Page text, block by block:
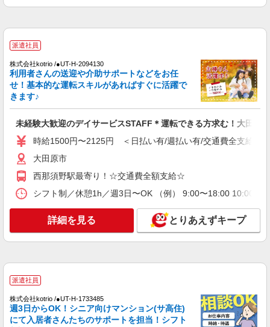
掃除など♪日払いOK
キープ 詳細を見る
派遣社員
＜面接なし＞デイサービスでリハビリ補助・送
迎など＊大田原市
大田原市
キープ
派遣社員
通費全支給(ガソリン代含む)＞
大田原市
派遣社員
株式会社kotrio /●UT-H-2094130
利用者さんの送迎や介助サポートなどをお任
せ！基本的な運転スキルがあればすぐに活躍で
きます♪
未経験大歓迎のデイサービスSTAFF＊運転できる方求む！大田原市
時給1500円〜2125円 ＜日払い有/週払い有/交通費全支給(ガ
大田原市
西那須野駅最寄り！☆交通費全額支給☆
シフト制／休憩1h／週3日〜OK （例） 9:00〜18:00 10:00〜
詳細を見る とりあえずキープ
派遣社員
株式会社kotrio /●UT-H-1733485
週3日からOK！シニア向けマンション(サ高住)
にて入居者さんたちのサポートを担当！シフト